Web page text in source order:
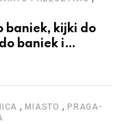
baniek, kijki do
baniek i
,MIASTO ,PRAGA-